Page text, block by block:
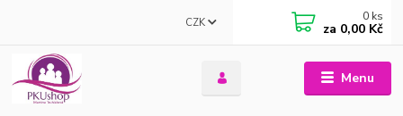
Menu
CZK 0 ks
za 0,00 Kč